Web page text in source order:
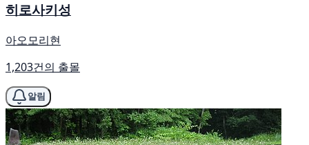
히로사키성
아오모리현
1,203건의 출몰
알림